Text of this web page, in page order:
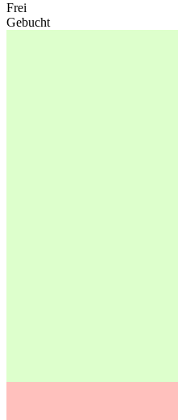
Frei
Gebucht